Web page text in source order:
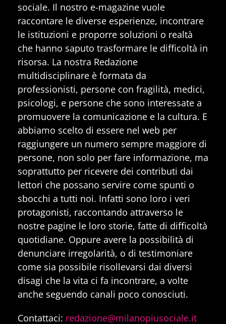
sociale. Il nostro e-magazine vuole
raccontare le diverse esperienze, incontrare
le istituzioni e proporre soluzioni o realtà
che hanno saputo trasformare le difficoltà in
risorsa. La nostra Redazione
multidisciplinare è formata da
professionisti, persone con fragilità, medici,
psicologi, e persone che sono interessate a
promuovere la comunicazione e la cultura. E
abbiamo scelto di essere nel web per
raggiungere un numero sempre maggiore di
persone, non solo per fare informazione, ma
soprattutto per ricevere dei contributi dai
lettori che possano servire come spunti o
sbocchi a tutti noi. Infatti sono loro i veri
protagonisti, raccontando attraverso le
nostre pagine le loro storie, fatte di difficoltà
quotidiane. Oppure avere la possibilità di
denunciare irregolarità, o di testimoniare
come sia possibile risollevarsi dai diversi
disagi che la vita ci fa incontrare, a volte
anche seguendo canali poco conosciuti.
Contattaci: redazione@milanopiusociale.it